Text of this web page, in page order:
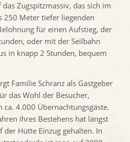
Zugspitzmassiv, das sich im
250 Meter tiefer liegenden
für einen Aufstieg, der
oder mit der Seilbahn
in knapp 2 Stunden, bequem
Familie Schranz als Gastgeber
das Wohl der Besucher,
4.000 Übernachtungsgäste.
ihres Bestehens hat längst
Hütte Einzug gehalten. In